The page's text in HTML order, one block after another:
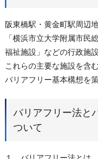
阪東橋駅・黄金町駅周辺
「横浜市立大学附属市民
福祉施設」などの行政施
これらの主要な施設を含
バリアフリー基本構想を
バリアフリー法と
ついて